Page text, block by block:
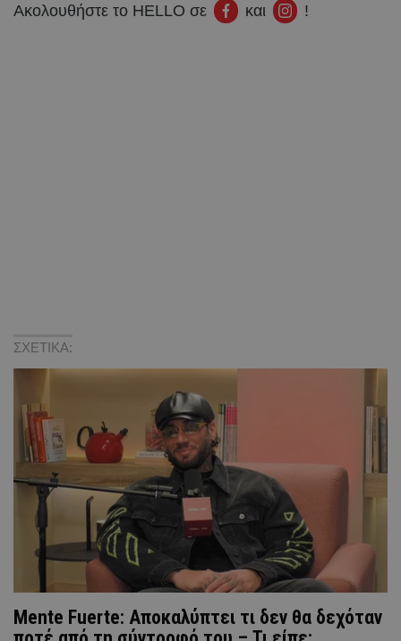
Ακολουθήστε το HELLO σε και !
ΣΧΕΤΙΚΑ:
Mente Fuerte: Αποκαλύπτει τι δεν θα δεχόταν